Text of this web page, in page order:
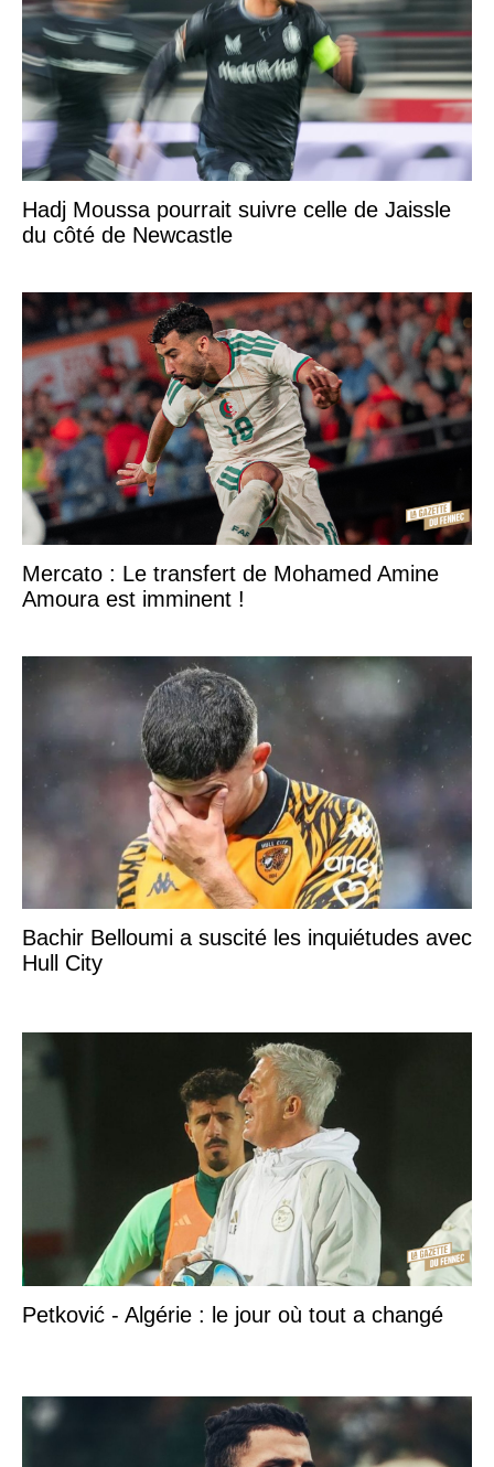
Hadj Moussa pourrait suivre celle de Jaissle
du côté de Newcastle
Mercato : Le transfert de Mohamed Amine
Amoura est imminent !
Bachir Belloumi a suscité les inquiétudes avec
Hull City
Petković - Algérie : le jour où tout a changé